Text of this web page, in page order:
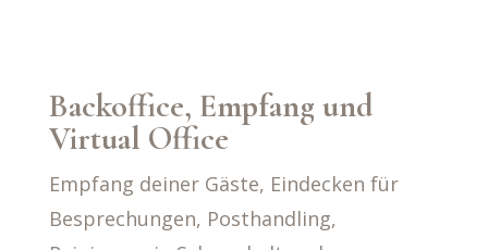
Backoffice, Empfang und
Virtual Office
Empfang deiner Gäste, Eindecken für
Besprechungen, Posthandling,